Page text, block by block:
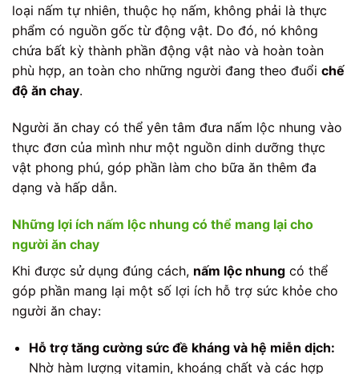
loại nấm tự nhiên, thuộc họ nấm, không phải là thực
phẩm có nguồn gốc từ động vật. Do đó, nó không
chứa bất kỳ thành phần động vật nào và hoàn toàn
phù hợp, an toàn cho những người đang theo đuổi chế
độ ăn chay.
Người ăn chay có thể yên tâm đưa nấm lộc nhung vào
thực đơn của mình như một nguồn dinh dưỡng thực
vật phong phú, góp phần làm cho bữa ăn thêm đa
dạng và hấp dẫn.
Những lợi ích nấm lộc nhung có thể mang lại cho
người ăn chay
Khi được sử dụng đúng cách, nấm lộc nhung có thể
góp phần mang lại một số lợi ích hỗ trợ sức khỏe cho
người ăn chay:
Hỗ trợ tăng cường sức đề kháng và hệ miễn dịch:
Nhờ hàm lượng vitamin, khoáng chất và các hợp